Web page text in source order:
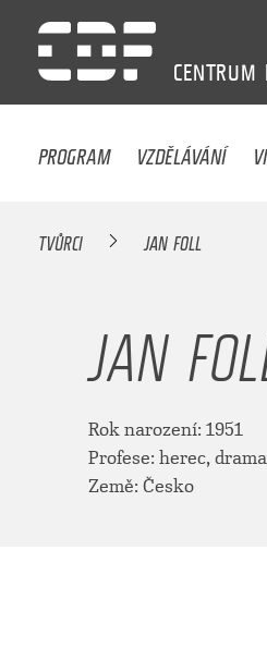
CENTRUM
PROGRAM VZDĚLÁVÁNÍ
TVŮRCI JAN FOLL
JAN
Rok narození: 1951
Profese: herec,
Země: Česko